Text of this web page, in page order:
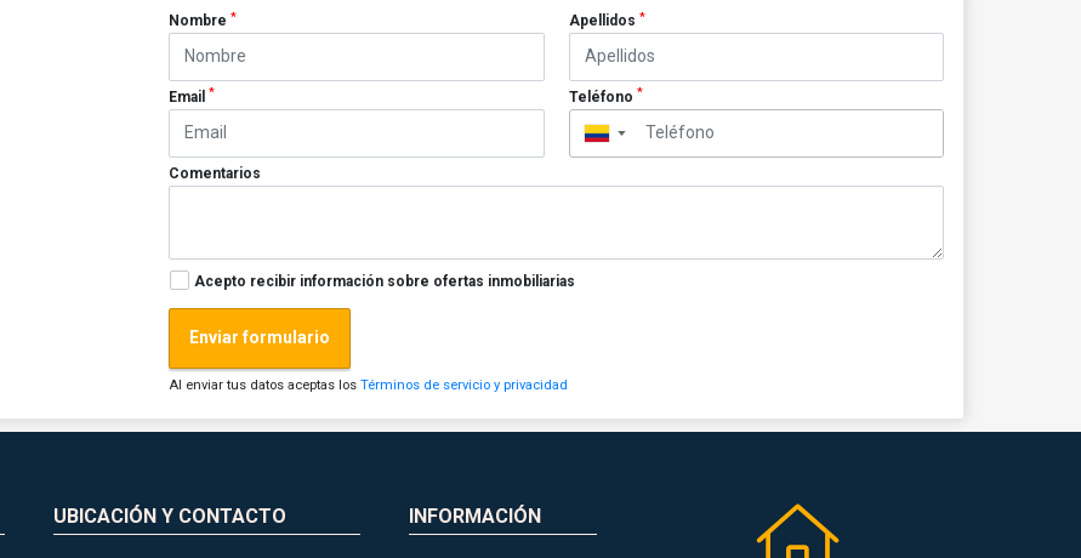
Nombre* Apellidos *
Email* Teléfono *
▼
Comentarios
Acepto recibir información sobre ofertas inmobiliarias
Enviar formulario
Al enviar tus datos aceptas losTérminos de servicio y privacidad
UBICACIÓN Y CONTACTO INFORMACIÓN